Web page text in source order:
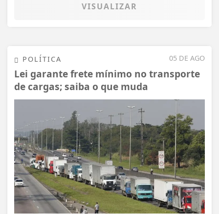
VISUALIZAR
05 DE AGO
POLÍTICA
Lei garante frete mínimo no transporte
de cargas; saiba o que muda